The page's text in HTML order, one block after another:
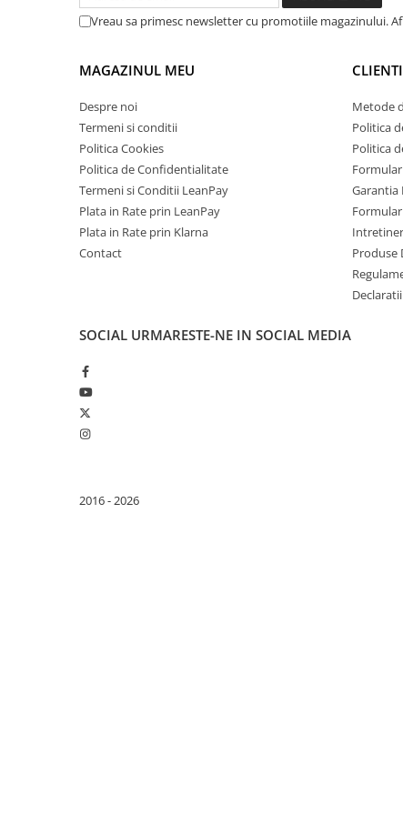
Telefoane Mobile Doogee
Produse Hotwav
Produse Unihertz
Telefoane Mobile Unihertz
Tablete Unihertz
Produse Blackview
Telefoane Mobile Blackview
Tablete Blackview
Tablete Fossibot
Produse Oukitel
Telefoane Mobile Oukitel
Tablete Oukitel
Vreau sa primesc newsletter cu promotiile magazinului.
MAGAZINUL MEU
Despre noi
Termeni si conditii
Politica Cookies
Politica de Confidentialitate
Termeni si Conditii LeanPay
Plata in Rate prin LeanPay
Plata in Rate prin Klarna
Contact
CLIENTI
Metode
Politica
Politica
Garantia
Produse
SOCIAL URMARESTE-NE IN SOCIAL MEDIA
2016 - 2026